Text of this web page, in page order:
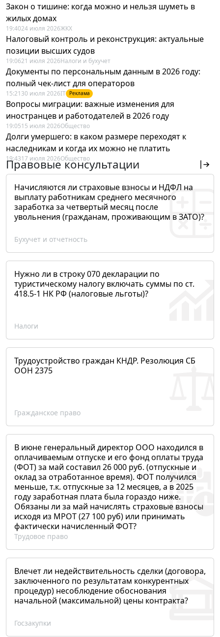
Закон о тишине: когда можно и нельзя шуметь в
жилых домах
19:4024 июля 2026ЖКХ
Налоговый контроль и реконструкция: актуальные
позиции высших судов
19:0621 июля 2026Налоги и бухучет
Документы по персональным данным в 2026 году:
полный чек-лист для операторов
15:21 30 июля 2026IT Реклама
Вопросы миграции: важные изменения для
иностранцев и работодателей в 2026 году
19:0515 июля 2026Общество
Долги умершего: в каком размере переходят к
наследникам и когда их можно не платить
19:4317 июля 2026Общество
Правовые консультации
Начисляются ли страховые взносы и НДФЛ на
выплату работникам среднего месячного
заработка за четвертый месяц после
увольнения (гражданам, проживающим в ЗАТО)?
Бухучет и отчетность
Нужно ли в строку 070 декларации по
туристическому налогу включать суммы по ст.
418.5-1 НК РФ (налоговые льготы)?
Налоги
Трудоустройство граждан КНДР. Резолюция СБ
ООН 2375
Гражданское право
В июне генеральный директор ООО находился в
оплачиваемым отпуске и его фонд оплаты труда
(ФОТ) за май составил 26 000 руб. (отпускные и
оклад за отработанное время). ФОТ получился
меньше, т.к. отпускные за 12 месяцев, а в 2025
году заработная плата была гораздо ниже.
Обязаны ли за май начислять страховые взносы
исходя из МРОТ (27 100 руб) или принимать
фактически начисленный ФОТ?
Трудовое право
Влечет ли недействительность сделки (договора,
заключенного по результатам конкурентных
процедур) несоблюдение обоснования
начальной (максимальной) цены контракта?
Госзакупки